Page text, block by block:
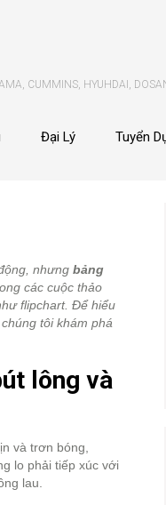
CUMMINS, HYUHDAI,
Đại Lý Tuyển
nhưng bảng
các cuộc thảo
flipchart. Để hiểu
tôi khám phá
lông và
và trơn bóng,
lo phải tiếp xúc với
lau.